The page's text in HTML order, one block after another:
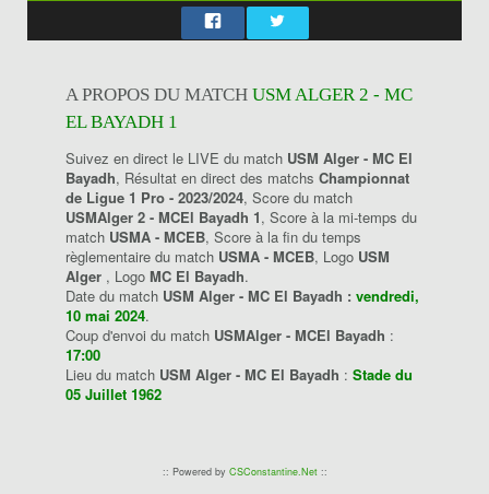
A PROPOS DU MATCH USM ALGER 2 - MC
EL BAYADH 1
Suivez en direct le LIVE du match USM Alger - MC El
Bayadh, Résultat en direct des matchs Championnat
de Ligue 1 Pro - 2023/2024, Score du match
USMAlger 2 - MCEl Bayadh 1, Score à la mi-temps du
match USMA - MCEB, Score à la fin du temps
règlementaire du match USMA - MCEB, Logo USM
Alger , Logo MC El Bayadh.
Date du match USM Alger - MC El Bayadh : vendredi,
10 mai 2024.
Coup d'envoi du match USMAlger - MCEl Bayadh :
17:00
Lieu du match USM Alger - MC El Bayadh : Stade du
05 Juillet 1962
:: Powered by CSConstantine.Net::